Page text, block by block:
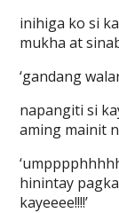
inihiga ko si
mukha at
‘gandang
napangiti si
aming mainit
hinintay
kayeeee!!!!’